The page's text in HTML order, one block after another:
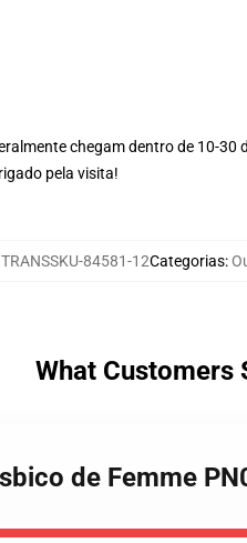
chegam dentro de 10-
pela visita!
TRANSSKU-84581-12Categorias:
What Customers
de Femme